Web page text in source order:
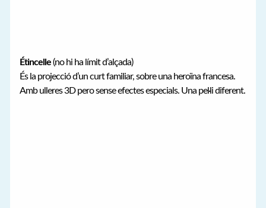
Étincelle(no hi ha límit d’alçada)
És la projecció d’un curt familiar, sobre una heroïna francesa.
Amb ulleres 3D pero sense efectes especials. Una pel·li diferent.